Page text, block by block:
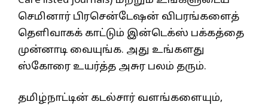
செமினார் பிரசென்டேஷன் விபரங்களைத்
தெளிவாகக் காட்டும் இன்டெக்ஸ் பக்கத்தை
முன்னாடி வையுங்க. அது உங்களது
ஸ்கோரை உயர்த்த அசுர பலம் தரும்.
தமிழ்நாட்டின் கடல்சார் வளங்களையும்,